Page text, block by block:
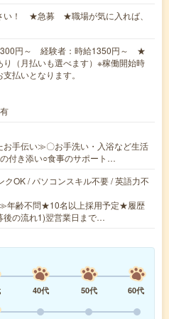
い！ ★急募 ★職場が気に入れば、
円～ 経験者：時給1350円～ ★
り（月払いも選べます）※稼働開始時
払いとなります。
手伝い≫〇お手洗い・入浴など生活
付き添い○食事のサポート…
クOK / パソコンスキル不要 / 英語力不
年齢不問★10名以上採用予定★履歴
の流れ1)翌営業日まで…
40代 50代
60代